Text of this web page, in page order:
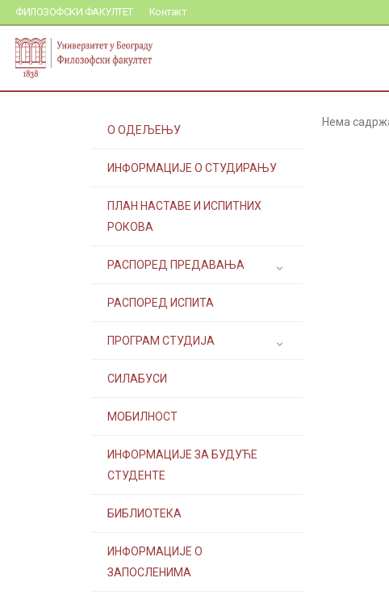
ФИЛОЗОФСКИ ФАКУЛТЕТ Контакт
О ОДЕЉЕЊУ
ИНФОРМАЦИЈЕ О СТУДИРАЊУ
ПЛАН НАСТАВЕ И ИСПИТНИХ
РОКОВА
РАСПОРЕД ПРЕДАВАЊА
РАСПОРЕД ИСПИТА
ПРОГРАМ СТУДИЈА
СИЛАБУСИ
МОБИЛНОСТ
ИНФОРМАЦИЈЕ ЗА БУДУЋЕ
СТУДЕНТЕ
БИБЛИОТЕКА
ИНФОРМАЦИЈЕ О
ЗАПОСЛЕНИМА
Нема